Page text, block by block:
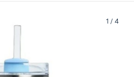
1 /4